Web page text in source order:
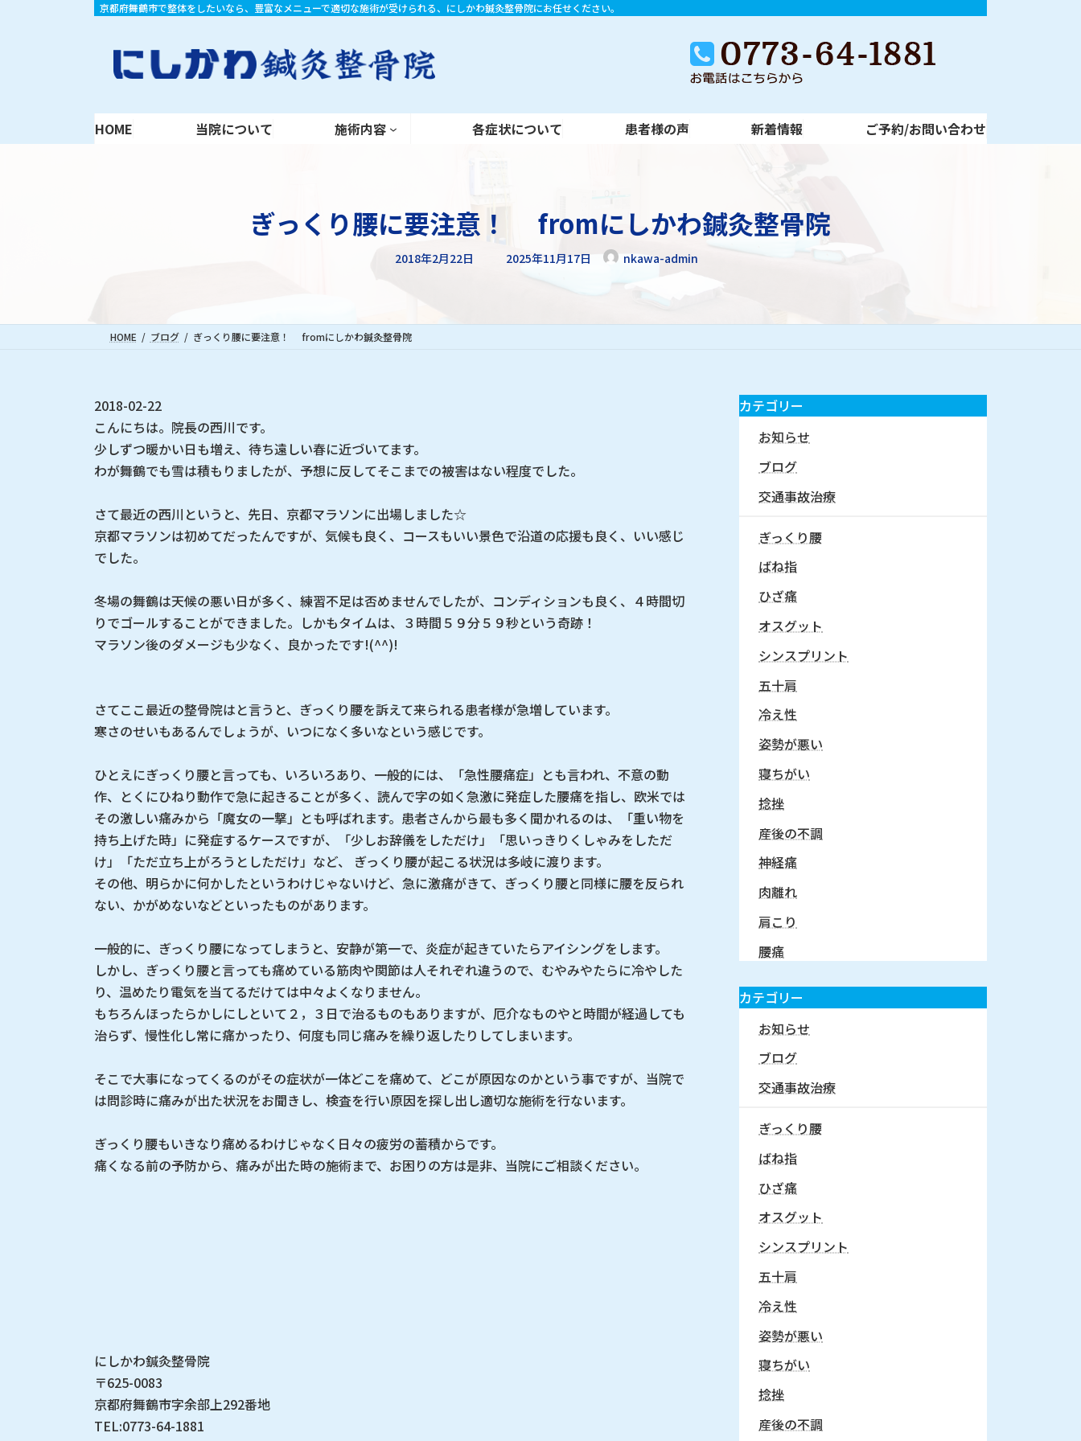
キ
に
当院について 施術内容 各症状について 患者様の声 新着情報 ご予約/お問い合わせ
京都府舞鶴市で整体をしたいなら、豊富なメニューで適切な施術が受けられる、にしかわ鍼灸整骨院にお任せください。
HOME 当院について 施術内容 各症状について 患者様の声 新着情報 ご予約/お問い合わせ
ぎっくり腰に要注意！ fromにしかわ鍼灸整骨院
2018年2月22日 最
終
2025年11月17日 nkawa-admin
HOME ブログ ぎっくり腰に要注意！ fromにしかわ鍼灸整骨院
2018-02-22
こんにちは。院長の西川です。
少しずつ暖かい日も増え、待ち遠しい春に近づいてます。
わが舞鶴でも雪は積もりましたが、予想に反してそこまでの被害はない程度でした。
さて最近の西川というと、先日、京都マラソンに出場しました☆
京都マラソンは初めてだったんですが、気候も良く、コースもいい景色で沿道の応援も良く、いい感じ
でした。
冬場の舞鶴は天候の悪い日が多く、練習不足は否めませんでしたが、コンディションも良く、４時間切
りでゴールすることができました。しかもタイムは、３時間５９分５９秒という奇跡！
マラソン後のダメージも少なく、良かったです!(^^)!
さてここ最近の整骨院はと言うと、ぎっくり腰を訴えて来られる患者様が急増しています。
寒さのせいもあるんでしょうが、いつになく多いなという感じです。
ひとえにぎっくり腰と言っても、いろいろあり、一般的には、「急性腰痛症」とも言われ、不意の動
作、とくにひねり動作で急に起きることが多く、読んで字の如く急激に発症した腰痛を指し、欧米では
その激しい痛みから「魔女の一撃」とも呼ばれます。患者さんから最も多く聞かれるのは、「重い物を
持ち上げた時」に発症するケースですが、「少しお辞儀をしただけ」「思いっきりくしゃみをしただ
け」「ただ立ち上がろうとしただけ」など、 ぎっくり腰が起こる状況は多岐に渡ります。
その他、明らかに何かしたというわけじゃないけど、急に激痛がきて、ぎっくり腰と同様に腰を反られ
ない、かがめないなどといったものがあります。
一般的に、ぎっくり腰になってしまうと、安静が第一で、炎症が起きていたらアイシングをします。
しかし、ぎっくり腰と言っても痛めている筋肉や関節は人それぞれ違うので、むやみやたらに冷やした
り、温めたり電気を当てるだけては中々よくなりません。
もちろんほったらかしにしといて２，３日で治るものもありますが、厄介なものやと時間が経過しても
治らず、慢性化し常に痛かったり、何度も同じ痛みを繰り返したりしてしまいます。
そこで大事になってくるのがその症状が一体どこを痛めて、どこが原因なのかという事ですが、当院で
は問診時に痛みが出た状況をお聞きし、検査を行い原因を探し出し適切な施術を行ないます。
ぎっくり腰もいきなり痛めるわけじゃなく日々の疲労の蓄積からです。
痛くなる前の予防から、痛みが出た時の施術まで、お困りの方は是非、当院にご相談ください。
にしかわ鍼灸整骨院
〒625-0083
京都府舞鶴市字余部上292番地
TEL:0773-64-1881
カテゴリー
お知らせ
ブログ
交通事故治療
ぎっくり腰
ばね指
ひざ痛
オスグット
シンスプリント
五十肩
冷え性
姿勢が悪い
寝ちがい
捻挫
産後の不調
神経痛
肉離れ
肩こり
腰痛
カテゴリー
お知らせ
ブログ
交通事故治療
ぎっくり腰
ばね指
ひざ痛
オスグット
シンスプリント
五十肩
冷え性
姿勢が悪い
寝ちがい
捻挫
産後の不調